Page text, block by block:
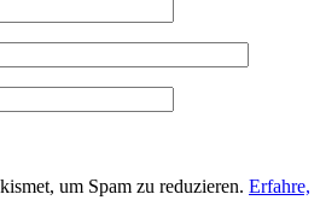
um Spam zu reduzieren. Erfahre,